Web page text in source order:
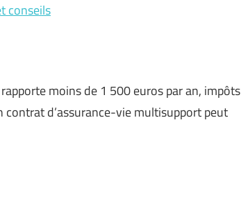
conseils
moins de 1 500 euros par an, impôts
contrat d’assurance-vie multisupport peut